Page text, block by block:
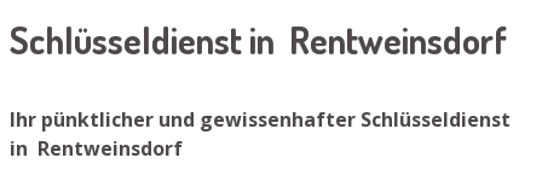
Schlüsseldienst in Rentweinsdorf
Ihr pünktlicher und gewissenhafter Schlüsseldienst
in Rentweinsdorf